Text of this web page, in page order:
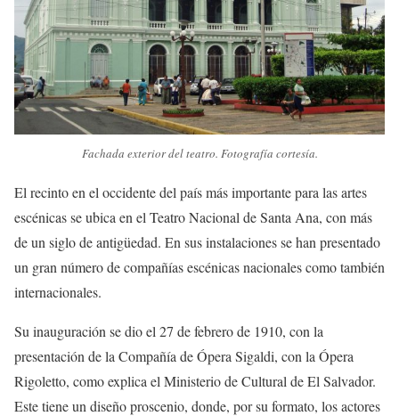
Fachada exterior del teatro. Fotografía cortesía.
El recinto en el occidente del país más importante para las artes
escénicas se ubica en el Teatro Nacional de Santa Ana, con más
de un siglo de antigüedad. En sus instalaciones se han presentado
un gran número de compañías escénicas nacionales como también
internacionales.
Su inauguración se dio el 27 de febrero de 1910, con la
presentación de la Compañía de Ópera Sigaldi, con la Ópera
Rigoletto, como explica el Ministerio de Cultural de El Salvador.
Este tiene un diseño proscenio, donde, por su formato, los actores